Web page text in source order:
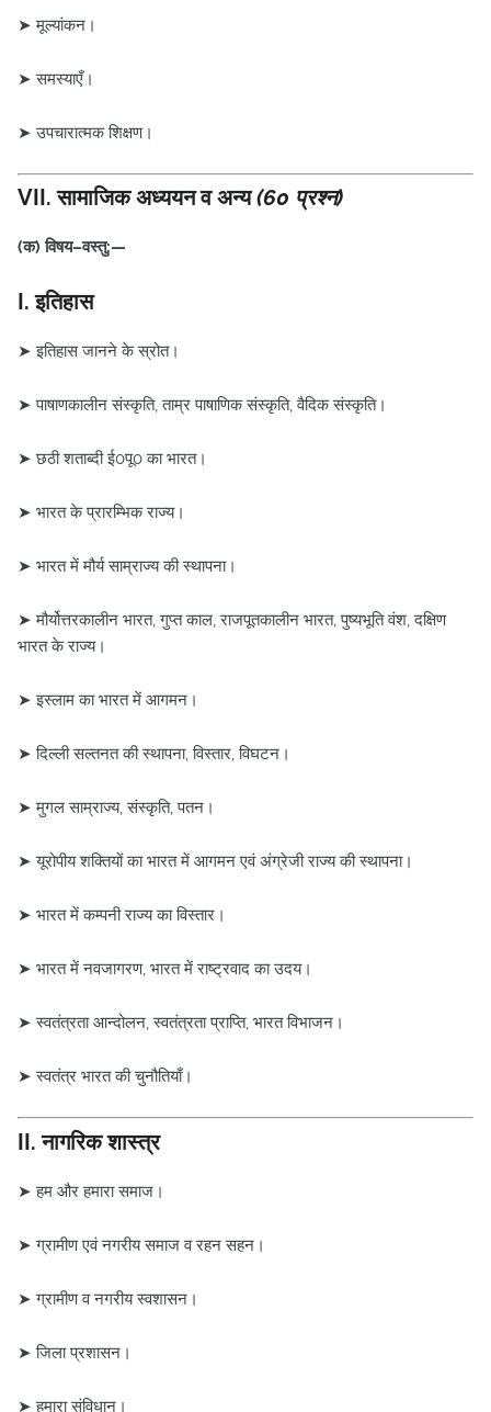
➤ मूल्यांकन।
➤ समस्याएँ।
➤ उपचारात्मक शिक्षण।
VII. सामाजिक अध्ययन व अन्य (60 प्रश्न)
(क) विषय–वस्तु:—
I. इतिहास
➤ इतिहास जानने के स्रोत।
➤ पाषाणकालीन संस्कृति, ताम्र पाषाणिक संस्कृति, वैदिक संस्कृति।
➤ छठी शताब्दी ई0पू0 का भारत।
➤ भारत के प्रारम्भिक राज्य।
➤ भारत में मौर्य साम्राज्य की स्थापना।
➤ मौर्योत्तरकालीन भारत, गुप्त काल, राजपूतकालीन भारत, पुष्यभूति वंश, दक्षिण
भारत के राज्य।
➤ इस्लाम का भारत में आगमन।
➤ दिल्ली सल्तनत की स्थापना, विस्तार, विघटन।
➤ मुगल साम्राज्य, संस्कृति, पतन।
➤ यूरोपीय शक्तियों का भारत में आगमन एवं अंग्रेजी राज्य की स्थापना।
➤ भारत में कम्पनी राज्य का विस्तार।
➤ भारत में नवजागरण, भारत में राष्ट्रवाद का उदय।
➤ स्वतंत्रता आन्दोलन, स्वतंत्रता प्राप्ति, भारत विभाजन।
➤ स्वतंत्र भारत की चुनौतियाँ।
II. नागरिक शास्त्र
➤ हम और हमारा समाज।
➤ ग्रामीण एवं नगरीय समाज व रहन सहन।
➤ ग्रामीण व नगरीय स्वशासन।
➤ जिला प्रशासन।
➤ हमारा संविधान।